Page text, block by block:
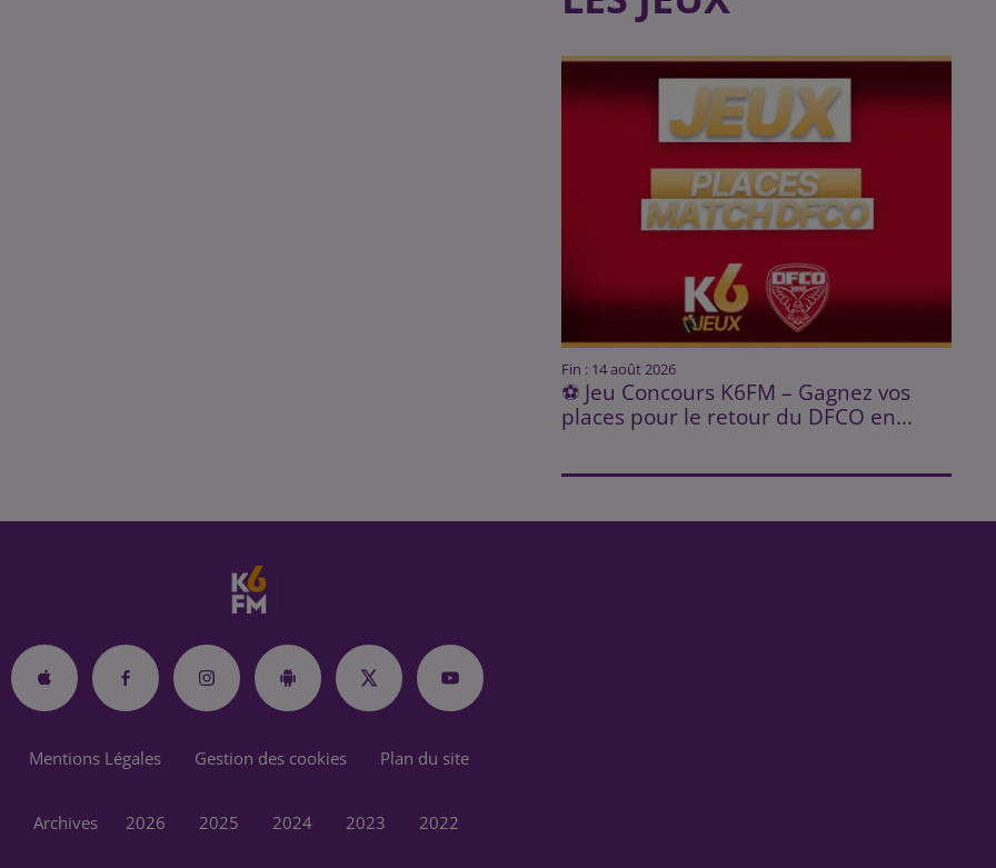
Fin : 14 août 2026
⚽ Jeu Concours K6FM – Gagnez vos
places pour le retour du DFCO en...
Mentions Légales Gestion des cookies Plan du site
Archives 2026 2025 2024 2023 2022